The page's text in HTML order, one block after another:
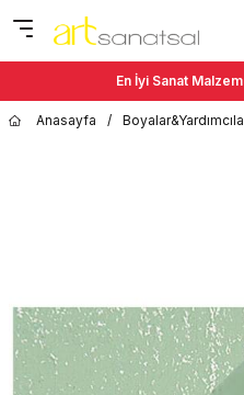
En İyi Sanat
Anasayfa /